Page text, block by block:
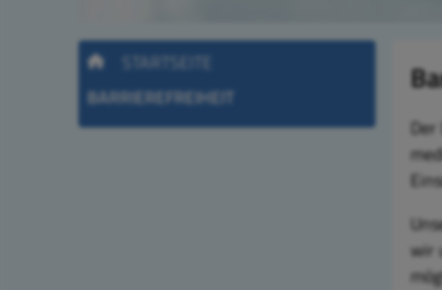
STARTSEITE
BARRIEREFREIHEIT
wir